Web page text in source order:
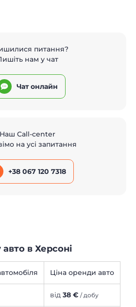
питання?
нам у чат
Чат онлайн
Наш Call-center
на усі запитання
+38 067 120 7318
в Херсоні
Ціна оренди авто
від 38 € / добу